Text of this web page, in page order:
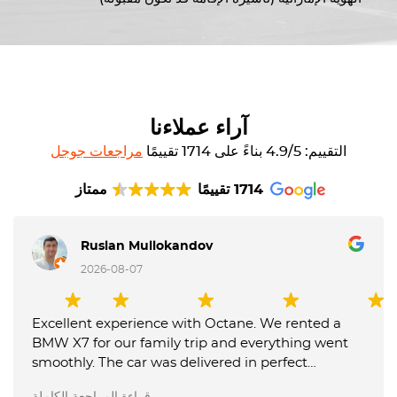
آراء عملاءنا
التقييم: 4.9/5 بناءً على 1714 تقييمًا مراجعات جوجل
ممتاز 1714 تقييمًا
Ruslan Mullokandov
2026-08-07
Excellent experience with Octane. We rented a
BMW X7 for our family trip and everything went
smoothly. The car was delivered in perfect